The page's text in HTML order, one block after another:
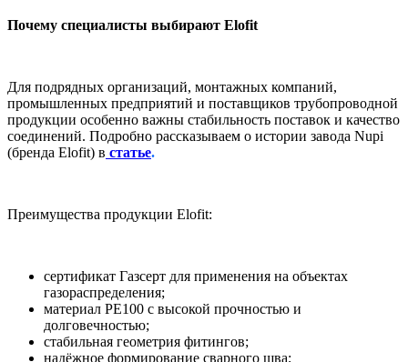
Почему специалисты выбирают Elofit
Для подрядных организаций, монтажных компаний,
промышленных предприятий и поставщиков трубопроводной
продукции особенно важны стабильность поставок и качество
соединений. Подробно рассказываем о истории завода Nupi
(бренда Elofit) в статье.
Преимущества продукции Elofit:
сертификат Газсерт для применения на объектах
газораспределения;
материал PE100 с высокой прочностью и
долговечностью;
стабильная геометрия фитингов;
надёжное формирование сварного шва;